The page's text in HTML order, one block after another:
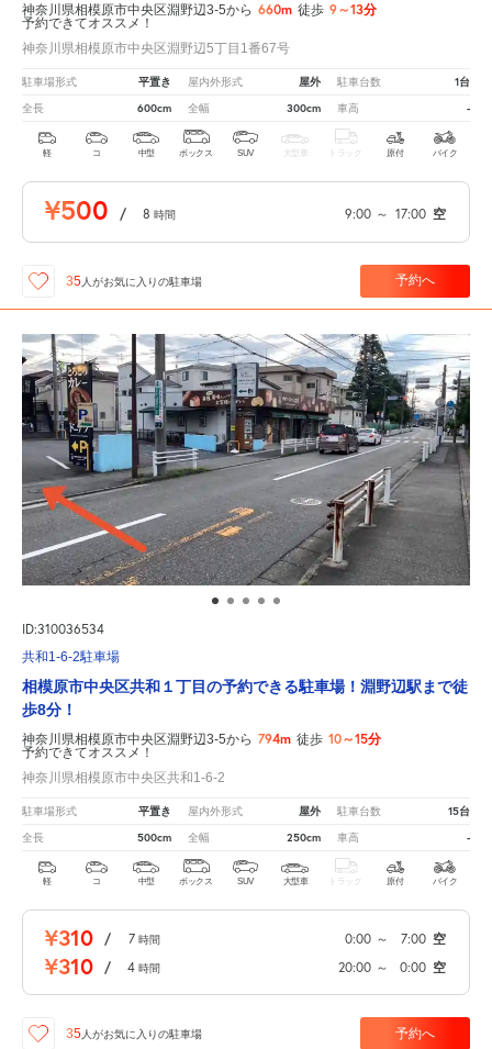
神奈川県相模原市中央区淵野辺3-5から 660m 徒歩 9～13分
予約できてオススメ！
神奈川県相模原市中央区淵野辺5丁目1番67号
駐車場形式 平置き 屋内外形式 屋外 駐車台数 1台
全長 600cm 全幅 300cm 車高 -
軽 コ 中型 ボックス SUV 大型車 トラック 原付 バイク
¥500 / 8 時間 9:00 ～ 17:00 空
35 人がお気に入りの駐車場 予約へ
ID:310036534
共和1-6-2駐車場
相模原市中央区共和１丁目の予約できる駐車場！淵野辺駅まで徒
歩8分！
神奈川県相模原市中央区淵野辺3-5から 794m 徒歩 10～15分
予約できてオススメ！
神奈川県相模原市中央区共和1-6-2
駐車場形式 平置き 屋内外形式 屋外 駐車台数 15台
全長 500cm 全幅 250cm 車高 -
軽 コ 中型 ボックス SUV 大型車 トラック 原付 バイク
¥310 / 7 時間 0:00 ～ 7:00 空
¥310 / 4 時間 20:00 ～ 0:00 空
35 人がお気に入りの駐車場 予約へ